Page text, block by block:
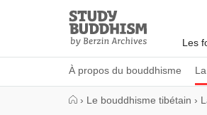
Study
Buddhism
Home
Les
À propos du bouddhisme
› Le bouddhisme tibétain ›